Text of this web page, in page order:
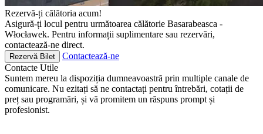
Rezervă-ți călătoria acum!
Asigură-ți locul pentru următoarea călătorie Basarabeasca -
Włocławek. Pentru informații suplimentare sau rezervări,
contactează-ne direct.
Rezervă Bilet
Contactează-ne
Contacte Utile
Suntem mereu la dispoziția dumneavoastră prin multiple canale de
comunicare. Nu ezitați să ne contactați pentru întrebări, cotații de
preț sau programări, și vă promitem un răspuns prompt și
profesionist.